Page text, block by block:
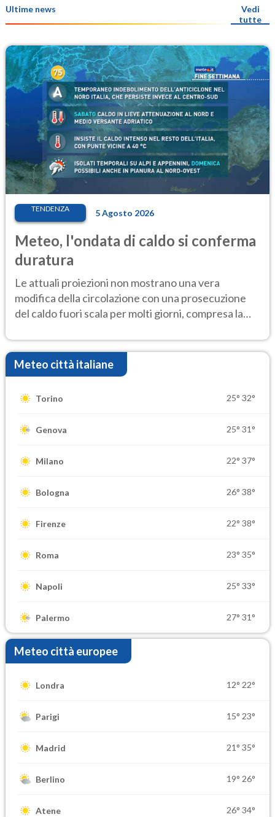
Ultime news
Vedi
tutte
TENDENZA 5 Agosto 2026
Meteo, l'ondata di caldo si conferma
duratura
Le attuali proiezioni non mostrano una vera
modifica della circolazione con una prosecuzione
del caldo fuori scala per molti giorni, compresa la
Meteo città italiane
Torino 25° 32°
Genova 25° 31°
Milano 22° 37°
Bologna 26° 38°
Firenze 22° 38°
Roma 23° 35°
Napoli 25° 33°
Palermo 27° 31°
Meteo città europee
Londra 12° 22°
Parigi 15° 23°
Madrid 21° 35°
Berlino 19° 26°
Atene 26° 34°